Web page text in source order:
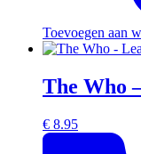
Toevoegen aan
The Who
€ 8.95